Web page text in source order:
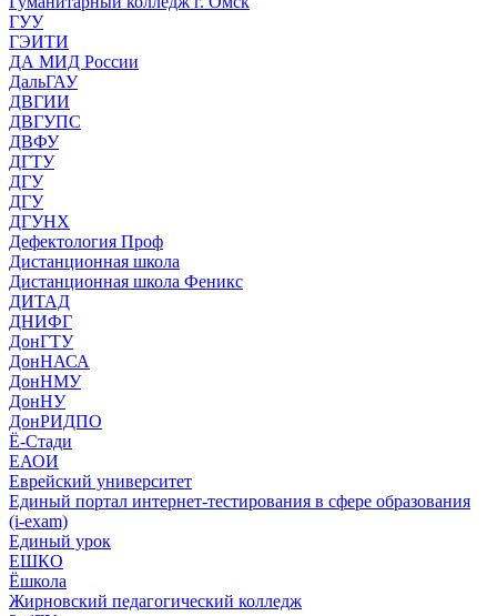
ГУУ
ГЭИТИ
ДА МИД России
ДальГАУ
ДВГИИ
ДВГУПС
ДВФУ
ДГТУ
ДГУ
ДГУ
ДГУНХ
Дефектология Проф
Дистанционная школа
Дистанционная школа Феникс
ДИТАД
ДНИФГ
ДонГТУ
ДонНАСА
ДонНМУ
ДонНУ
ДонРИДПО
Ё-Стади
ЕАОИ
Еврейский университет
Единый портал интернет-тестирования в сфере образования
(i-exam)
Единый урок
ЕШКО
Ёшкола
Жирновский педагогический колледж